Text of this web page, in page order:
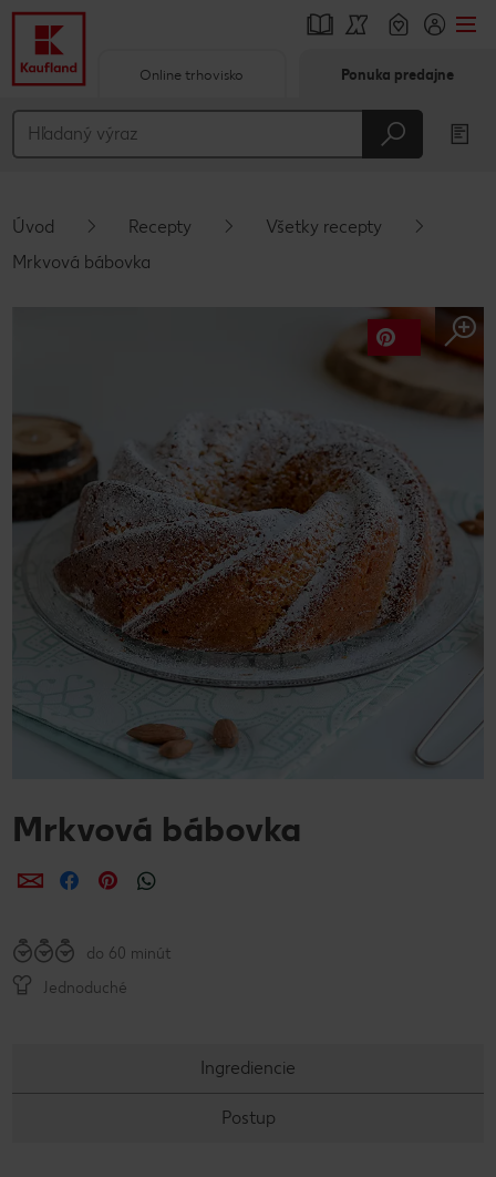
Hlavný obsah
Vyskakovací bočný panel
Online trhovisko Ponuka predajne
Úvod Recepty
Všetky recepty
Mrkvová bábovka
Mrkvová bábovka
ZdieľaťZdieľaťZdieľať
do 60 minút
Jednoduché
Ingrediencie
Postup